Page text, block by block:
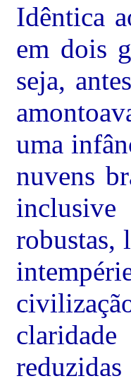
Idêntica
em dois
seja,
uma
nuvens
robustas,